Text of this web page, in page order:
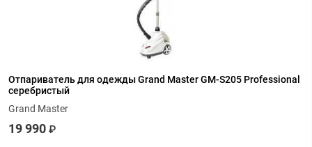
Отпариватель для одежды Grand Master GM-S205 Professional
серебристый
Grand Master
19 990 ₽